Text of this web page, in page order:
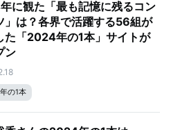
に観た「最も記憶に残るコン
」は？各界で活躍する56組が
た「2024年の1本」サイトが
ン
の1本